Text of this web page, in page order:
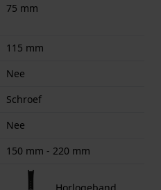
75 mm
115 mm
Nee
Schroef
Nee
150 mm - 220 mm